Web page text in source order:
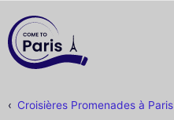
Croisières Promenades à Paris